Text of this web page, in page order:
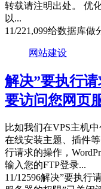
转载请注明出处。 优
以...
11/221,099给数据库做
网站建设
解决”要执行
要访问您网页
比如我们在VPS主机
在线安装主题、插件
行请求的操作，
输入您的FTP登录...
11/12596解决”要执行